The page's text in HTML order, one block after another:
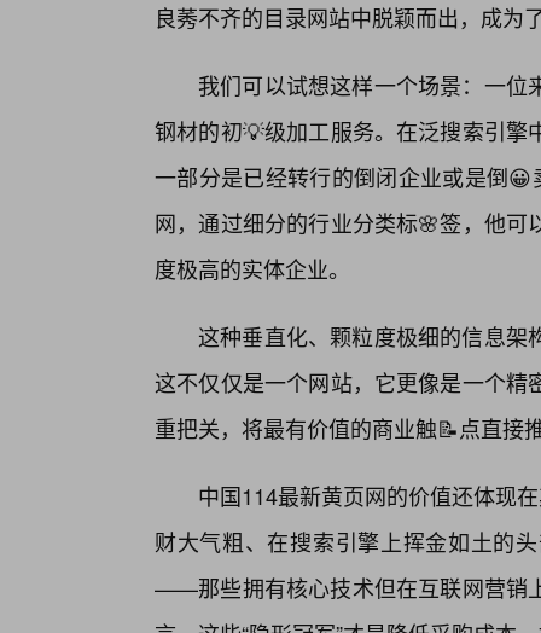
良莠不齐的目录网站中脱颖而出，成为
我们可以试想这样一个场景：一
钢材的初💡级加工服务。在泛搜索引
一部分是已经转行的倒闭企业或是倒
网，通过细分的行业分类标🌸签，他
度极高的实体企业。
这种垂直化、颗粒度极细的信息
这不仅仅是一个网站，它更像是一个
重把关，将最有价值的商业触📝点直接
中国114最新黄页网的价值还体现
财大气粗、在搜索引擎上挥金如土的
——那些拥有核心技术但在互联网营销